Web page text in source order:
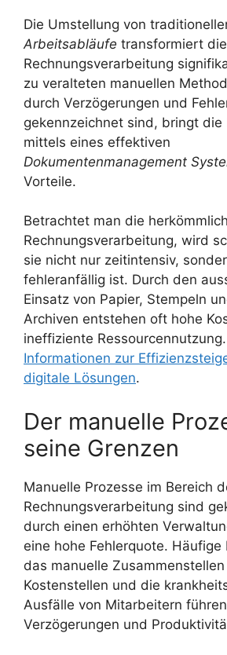
Die Umstellung von
Arbeitsabläufe transformiert die
Rechnungsverarbeitung
zu veralteten manuellen
durch Verzögerungen und
gekennzeichnet sind, bringt die
mittels eines effektiven
Dokumentenmanagement
Vorteile.
Betrachtet man die
Rechnungsverarbeitung, wird
sie nicht nur zeitintensiv,
fehleranfällig ist. Durch den
Einsatz von Papier, Stempeln
Archiven entstehen oft hohe
ineffiziente Ressourcennutzung.
Informationen zur
digitale Lösungen.
Der manuelle
seine Grenzen
Manuelle Prozesse im Bereich
Rechnungsverarbeitung sind
durch einen erhöhten
eine hohe Fehlerquote. Häufige
das manuelle Zusammenstellen
Kostenstellen und die
Ausfälle von Mitarbeitern
Verzögerungen und